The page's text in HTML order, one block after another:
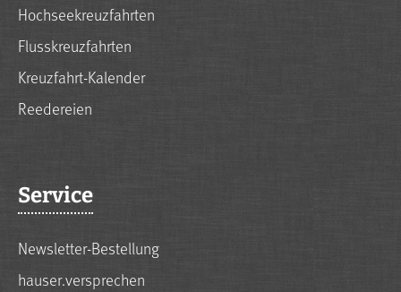
Hochseekreuzfahrten
Flusskreuzfahrten
Kreuzfahrt-Kalender
Reedereien
Service
Newsletter-Bestellung
hauser.versprechen